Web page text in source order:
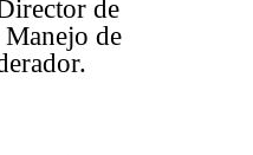
de
de